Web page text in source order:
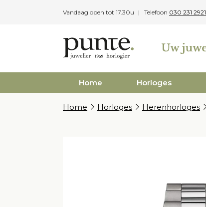
Vandaag open tot 17.30u Telefoon 030 231 2921
Home Horloges
Home Horloges Herenhorloges